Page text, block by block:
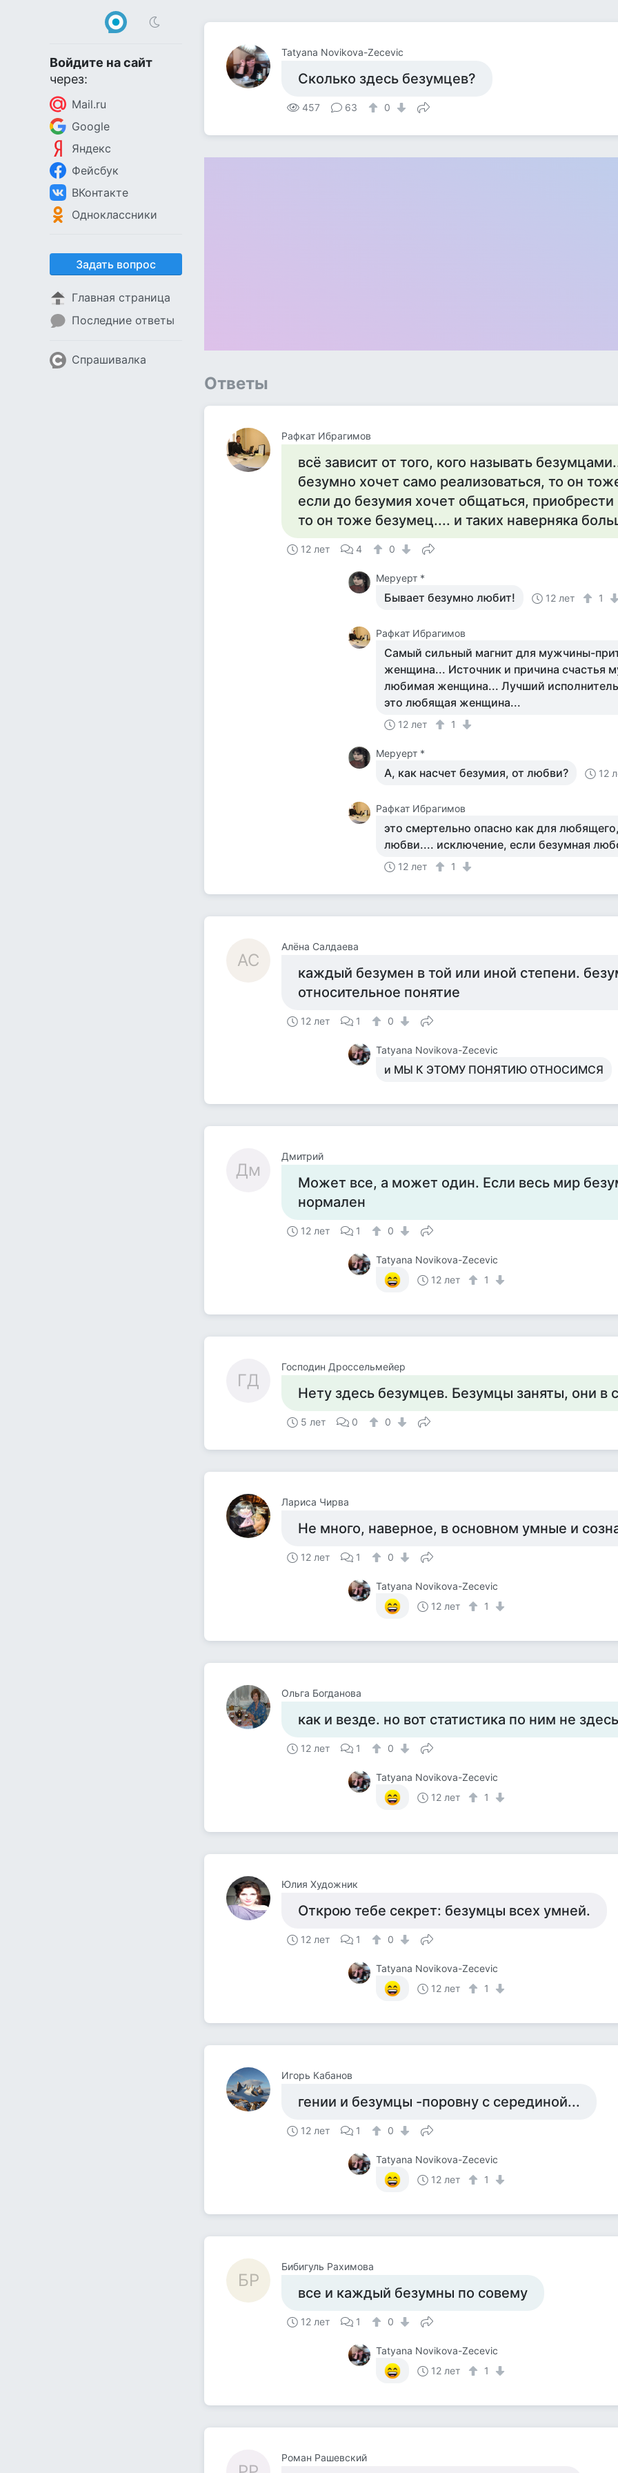
Войдите на сайт
через:
Mail.ru
Google
Яндекс
Фейсбук
ВКонтакте
Одноклассники
Задать вопрос
Главная страница
Последние ответы
Спрашивалка
Tatyana Novikova-Zecevic
Сколько здесь безумцев?
457 63 0
Ответы
Рафкат Ибрагимов
всё зависит от того, кого называть
безумно хочет само реализоваться, то он
если до безумия хочет общаться,
то он тоже безумец.... и таких наверняка
12 лет 4 0
Меруерт *
Бывает безумно любит! 12 лет 1
Рафкат Ибрагимов
Самый сильный магнит для мужчины-
женщина... Источник и причина счастья
любимая женщина... Лучший
это любящая женщина...
12 лет 1
Меруерт *
А, как насчет безумия, от любви? 12
Рафкат Ибрагимов
это смертельно опасно как для
любви.... исключение, если безумная
12 лет 1
АС
Алёна Салдаева
каждый безумен в той или иной степени.
относительное понятие
12 лет 1 0
Tatyana Novikova-Zecevic
и МЫ К ЭТОМУ ПОНЯТИЮ ОТНОСИМСЯ
Дм
Дмитрий
Может все, а может один. Если весь мир
нормален
12 лет 1 0
Tatyana Novikova-Zecevic
12 лет
1
ГД
Господин Дроссельмейер
Нету здесь безумцев. Безумцы заняты, они в
5 лет 0 0
Лариса Чирва
Не много, наверное, в основном умные и
12 лет 1 0
Tatyana Novikova-Zecevic
12 лет
1
Ольга Богданова
как и везде. но вот статистика по ним не
12 лет 1 0
Tatyana Novikova-Zecevic
12 лет
1
Юлия Художник
Открою тебе секрет: безумцы всех умней.
12 лет 1 0
Tatyana Novikova-Zecevic
12 лет
1
Игорь Кабанов
гении и безумцы -поровну с серединой...
12 лет 1 0
Tatyana Novikova-Zecevic
12 лет
1
БР
Бибигуль Рахимова
все и каждый безумны по совему
12 лет 1 0
Tatyana Novikova-Zecevic
12 лет
1
Роман Рашевский